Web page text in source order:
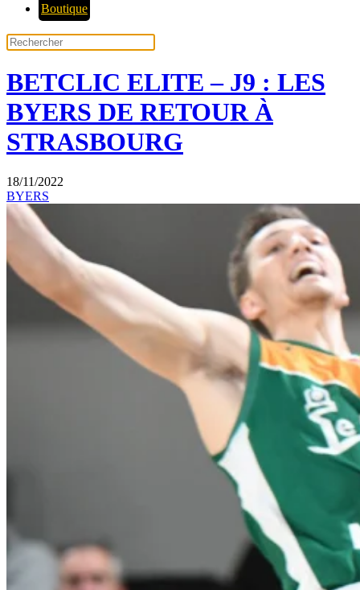
Boutique
BETCLIC ELITE – J9 : LES
BYERS DE RETOUR À
STRASBOURG
18/11/2022
BYERS